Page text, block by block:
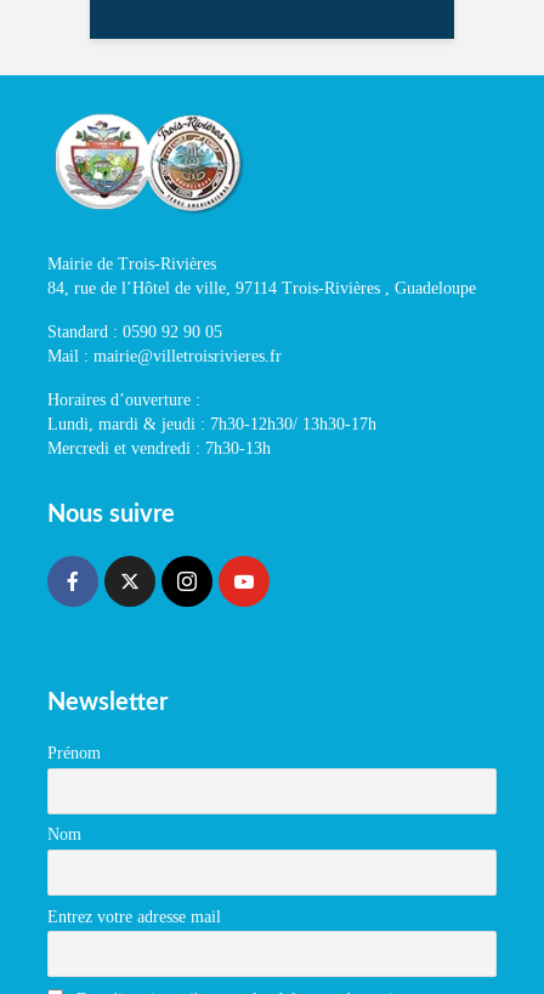
Mairie de Trois-Rivières
84, rue de l’Hôtel de ville, 97114 Trois-Rivières , Guadeloupe
Standard : 0590 92 90 05
Mail : mairie@villetroisrivieres.fr
Horaires d’ouverture :
Lundi, mardi & jeudi : 7h30-12h30/ 13h30-17h
Mercredi et vendredi : 7h30-13h
Nous suivre
Newsletter
Prénom
Nom
Entrez votre adresse mail